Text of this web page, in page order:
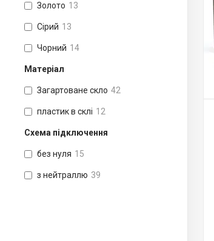
Золото 13
Сірий 13
Чорний 14
Матеріал
Загартоване скло 42
пластик в склі 12
Схема підключення
без нуля 15
з нейтраллю 39